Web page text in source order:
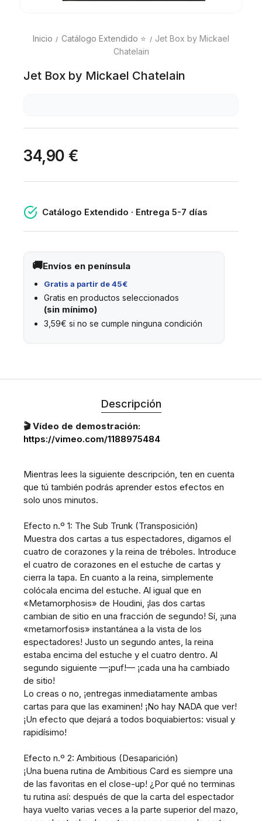
Inicio Catálogo Extendido ⭐
Jet Box by Mickael
Chatelain
Jet Box by Mickael Chatelain
34,90 €
Catálogo Extendido · Entrega 5-7 días
Envíos en península
Gratis a partir de 45€
Gratis en productos seleccionados
(sin mínimo)
3,59€ si no se cumple ninguna condición
Descripción
🎬 Vídeo de demostración:
https://vimeo.com/1188975484
Mientras lees la siguiente descripción, ten en cuenta
que tú también podrás aprender estos efectos en
solo unos minutos.
Efecto n.º 1: The Sub Trunk (Transposición)
Muestra dos cartas a tus espectadores, digamos el
cuatro de corazones y la reina de tréboles. Introduce
el cuatro de corazones en el estuche de cartas y
cierra la tapa. En cuanto a la reina, simplemente
colócala encima del estuche. Al igual que en
«Metamorphosis» de Houdini, ¡las dos cartas
cambian de sitio en una fracción de segundo! Sí, ¡una
«metamorfosis» instantánea a la vista de los
espectadores! Justo un segundo antes, la reina
estaba encima del estuche y el cuatro dentro. Al
segundo siguiente —¡puf!— ¡cada una ha cambiado
de sitio!
Lo creas o no, ¡entregas inmediatamente ambas
cartas para que las examinen! ¡No hay NADA que ver!
¡Un efecto que dejará a todos boquiabiertos: visual y
rapidísimo!
Efecto n.º 2: Ambitious (Desaparición)
¡Una buena rutina de Ambitious Card es siempre una
de las favoritas en el close-up! ¿Por qué no terminas
tu rutina así: después de que la carta del espectador
haya vuelto varias veces a la parte superior del mazo,